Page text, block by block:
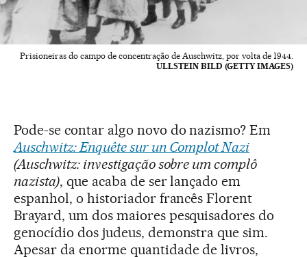
Prisioneiras do campo de concentração de Auschwitz, por volta de 1944.
ULLSTEIN BILD (GETTY IMAGES)
Pode-se contar algo novo do nazismo? Em
Auschwitz: Enquête sur un Complot Nazi
(Auschwitz: investigação sobre um complô
nazista), que acaba de ser lançado em
espanhol, o historiador francês Florent
Brayard, um dos maiores pesquisadores do
genocídio dos judeus, demonstra que sim.
Apesar da enorme quantidade de livros,